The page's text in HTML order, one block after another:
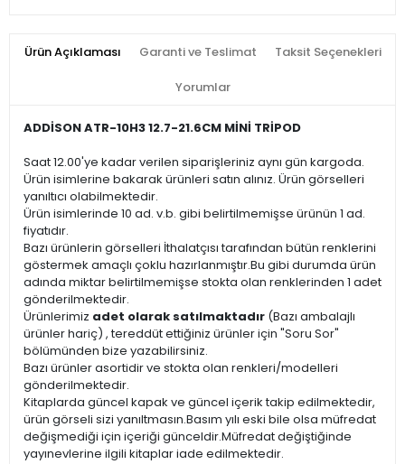
Ürün Açıklaması Garanti ve Teslimat Taksit Seçenekleri
Yorumlar
ADDİSON ATR-10H3 12.7-21.6CM MİNİ TRİPOD
Saat 12.00'ye kadar verilen siparişleriniz aynı gün kargoda.
Ürün isimlerine bakarak ürünleri satın alınız. Ürün görselleri
yanıltıcı olabilmektedir.
Ürün isimlerinde 10 ad. v.b. gibi belirtilmemişse ürünün 1 ad.
fiyatıdır.
Bazı ürünlerin görselleri İthalatçısı tarafından bütün renklerini
göstermek amaçlı çoklu hazırlanmıştır.Bu gibi durumda ürün
adında miktar belirtilmemişse stokta olan renklerinden 1 adet
gönderilmektedir.
Ürünlerimiz adet olarak satılmaktadır (Bazı ambalajlı
ürünler hariç) , tereddüt ettiğiniz ürünler için "Soru Sor"
bölümünden bize yazabilirsiniz.
Bazı ürünler asortidir ve stokta olan renkleri/modelleri
gönderilmektedir.
Kitaplarda güncel kapak ve güncel içerik takip edilmektedir,
ürün görseli sizi yanıltmasın.Basım yılı eski bile olsa müfredat
değişmediği için içeriği günceldir.Müfredat değiştiğinde
yayınevlerine ilgili kitaplar iade edilmektedir.